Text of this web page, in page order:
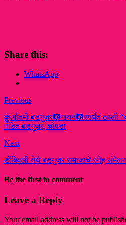
Share this:
WhatsApp
Previous
कु.गौतमी बडगुजर🎼गायन🎼स्पर्धेत ठरली
पंडित बडगुजर, चोपडा
Next
डोंबिवली येथे बडगुजर समाजाचे स्नेह संमेलन
Be the first to comment
Leave a Reply
Your email address will not be